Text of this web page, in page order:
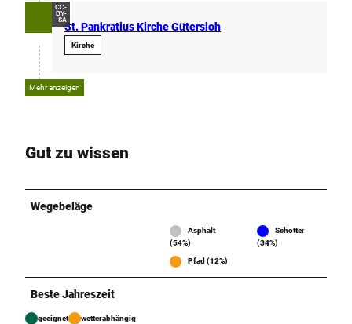
CC-
BY-
SA
St. Pankratius Kirche Gütersloh
Kirche
Mehr anzeigen
Gut zu wissen
Wegebeläge
Asphalt
(54%)
Schotter
(34%)
Pfad (12%)
Beste Jahreszeit
geeignet wetterabhängig